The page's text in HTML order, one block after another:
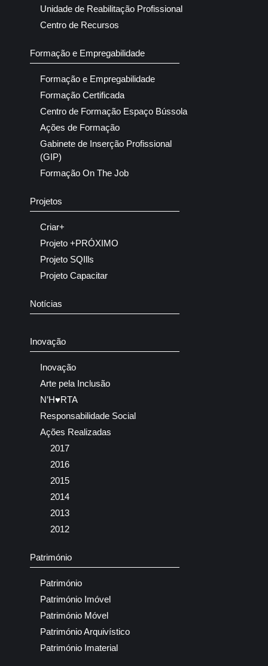
Unidade de Reabilitação Profissional
Centro de Recursos
Formação e Empregabilidade
Formação e Empregabilidade
Formação Certificada
Centro de Formação Espaço Bússola
Ações de Formação
Gabinete de Inserção Profissional
(GIP)
Formação On The Job
Projetos
Criar+
Projeto +PRÓXIMO
Projeto SQIlls
Projeto Capacitar
Notícias
Inovação
Inovação
Arte pela Inclusão
N’H♥RTA
Responsabilidade Social
Ações Realizadas
2017
2016
2015
2014
2013
2012
Património
Património
Património Imóvel
Património Móvel
Património Arquivístico
Património Imaterial